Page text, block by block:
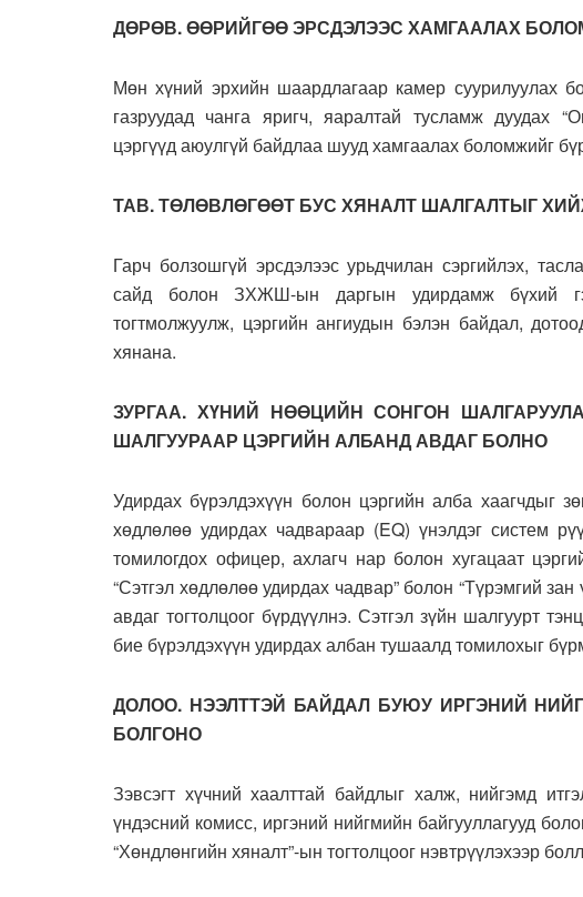
ДӨРӨВ. ӨӨРИЙГӨӨ ЭРСДЭЛЭЭС ХАМГААЛАХ
Мөн хүний эрхийн шаардлагаар камер суурилуулах
газруудад чанга яригч, яаралтай тусламж дуудах
цэргүүд аюулгүй байдлаа шууд хамгаалах боломжийг
ТАВ. ТӨЛӨВЛӨГӨӨТ БУС ХЯНАЛТ ШАЛГАЛТЫГ
Гарч болзошгүй эрсдэлээс урьдчилан сэргийлэх,
сайд болон ЗХЖШ-ын даргын удирдамж бүхий
тогтмолжуулж, цэргийн ангиудын бэлэн байдал,
хянана.
ЗУРГАА. ХҮНИЙ НӨӨЦИЙН СОНГОН
ШАЛГУУРААР ЦЭРГИЙН АЛБАНД АВДАГ БОЛНО
Удирдах бүрэлдэхүүн болон цэргийн алба хаагчдыг
хөдлөлөө удирдах чадвараар (EQ) үнэлдэг систем
томилогдох офицер, ахлагч нар болон хугацаат
“Сэтгэл хөдлөлөө удирдах чадвар” болон “Түрэмгий
авдаг тогтолцоог бүрдүүлнэ. Сэтгэл зүйн шалгуурт
бие бүрэлдэхүүн удирдах албан тушаалд томилохыг
ДОЛОО. НЭЭЛТТЭЙ БАЙДАЛ БУЮУ ИРГЭНИЙ
БОЛГОНО
Зэвсэгт хүчний хаалттай байдлыг халж, нийгэмд
үндэсний комисс, иргэний нийгмийн байгууллагууд
“Хөндлөнгийн хяналт”-ын тогтолцоог нэвтрүүлэхээр